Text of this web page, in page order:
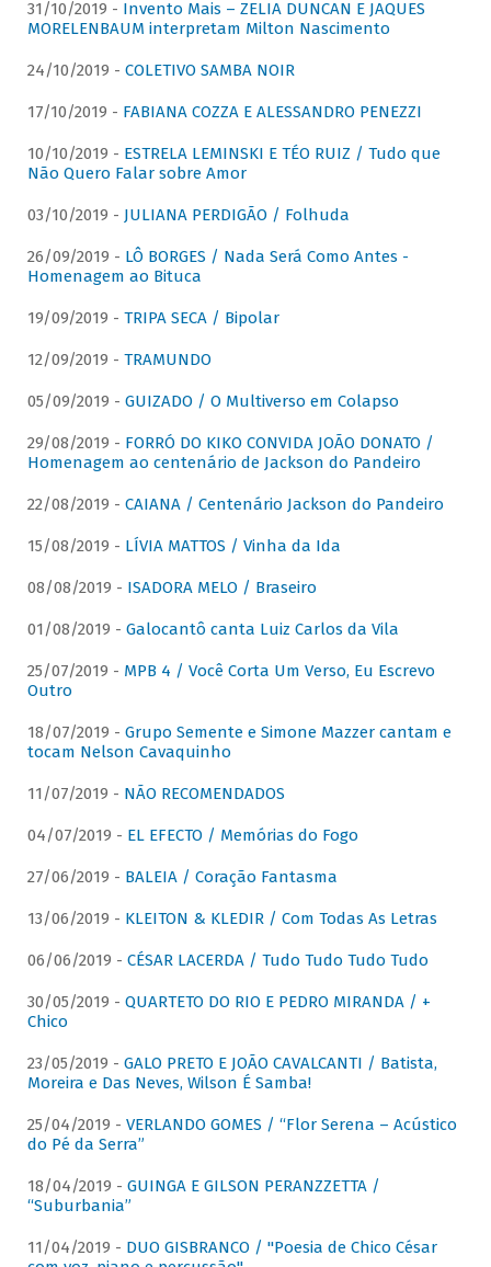
31/10/2019 - Invento Mais – ZELIA DUNCAN E JAQUES
MORELENBAUM interpretam Milton Nascimento
24/10/2019 - COLETIVO SAMBA NOIR
17/10/2019 - FABIANA COZZA E ALESSANDRO PENEZZI
10/10/2019 - ESTRELA LEMINSKI E TÉO RUIZ / Tudo que
Não Quero Falar sobre Amor
03/10/2019 - JULIANA PERDIGÃO / Folhuda
26/09/2019 - LÔ BORGES / Nada Será Como Antes -
Homenagem ao Bituca
19/09/2019 - TRIPA SECA / Bipolar
12/09/2019 - TRAMUNDO
05/09/2019 - GUIZADO / O Multiverso em Colapso
29/08/2019 - FORRÓ DO KIKO CONVIDA JOÃO DONATO /
Homenagem ao centenário de Jackson do Pandeiro
22/08/2019 - CAIANA / Centenário Jackson do Pandeiro
15/08/2019 - LÍVIA MATTOS / Vinha da Ida
08/08/2019 - ISADORA MELO / Braseiro
01/08/2019 - Galocantô canta Luiz Carlos da Vila
25/07/2019 - MPB 4 / Você Corta Um Verso, Eu Escrevo
Outro
18/07/2019 - Grupo Semente e Simone Mazzer cantam e
tocam Nelson Cavaquinho
11/07/2019 - NÃO RECOMENDADOS
04/07/2019 - EL EFECTO / Memórias do Fogo
27/06/2019 - BALEIA / Coração Fantasma
13/06/2019 - KLEITON & KLEDIR / Com Todas As Letras
06/06/2019 - CÉSAR LACERDA / Tudo Tudo Tudo Tudo
30/05/2019 - QUARTETO DO RIO E PEDRO MIRANDA / +
Chico
23/05/2019 - GALO PRETO E JOÃO CAVALCANTI / Batista,
Moreira e Das Neves, Wilson É Samba!
25/04/2019 - VERLANDO GOMES / “Flor Serena – Acústico
do Pé da Serra”
18/04/2019 - GUINGA E GILSON PERANZZETTA /
“Suburbania”
11/04/2019 - DUO GISBRANCO / "Poesia de Chico César